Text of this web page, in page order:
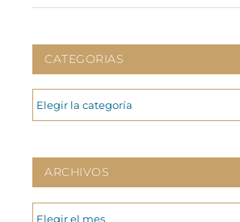
CATEGORIAS
CATEGORIAS
ARCHIVOS
ARCHIVOS